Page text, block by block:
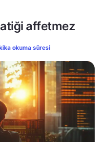
affetmez
okuma süresi